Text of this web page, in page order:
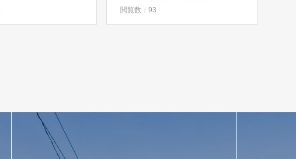
ガソリンフォークリフトとな
ります。
閲覧数：93